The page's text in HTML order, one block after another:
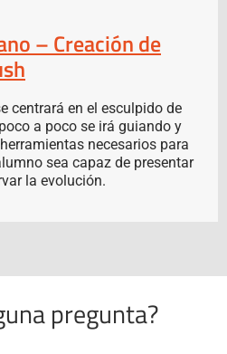
– Creación de
centrará en el esculpido de
a poco se irá guiando y
necesarios para
sea capaz de presentar
la evolución.
pregunta?